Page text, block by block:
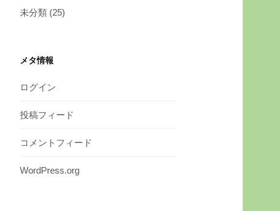
未分類 (25)
メタ情報
ログイン
投稿フィード
コメントフィード
WordPress.org